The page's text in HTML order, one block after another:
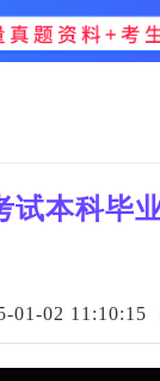
试本科毕
01-02 11:10:15